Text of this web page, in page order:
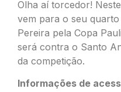
Olha aí torcedor!
vem para o seu
Pereira pela Copa
será contra o Santo
da competição.
Informações de